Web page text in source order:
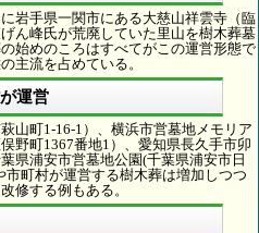
岩手県一関市にある大慈山祥雲寺（臨
ん峰氏が荒廃していた里山を樹木葬墓
始めのころはすべてがこの運営形態で
主流を占めている。
運営
山町1-16-1）、横浜市営墓地メモリア
野町1367番地1）、愛知県長久手市卯
県浦安市営墓地公園(千葉県浦安市日
町村が運営する樹木葬は増加しつつ
修する例もある。